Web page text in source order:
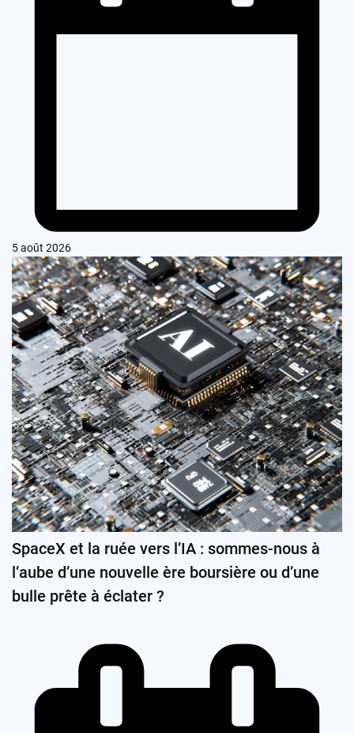
5 août 2026
SpaceX et la ruée vers l’IA : sommes-nous à
l’aube d’une nouvelle ère boursière ou d’une
bulle prête à éclater ?